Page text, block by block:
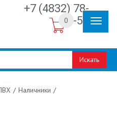
+7 (4832) 78-
30-50
Искать
0
/ Наличники /